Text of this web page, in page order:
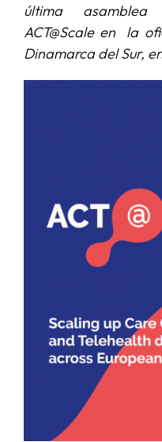
PROYECTOS/
SERVICIOS
última
ACT@Scale en la
Dinamarca del Sur,